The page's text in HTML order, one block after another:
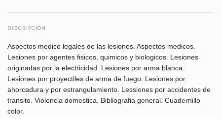
DESCRIPCIÓN
Aspectos medico legales de las lesiones. Aspectos medicos.
Lesiones por agentes fisicos, quimicos y biologicos. Lesiones
originadas por la electricidad. Lesiones por arma blanca.
Lesiones por proyectiles de arma de fuego. Lesiones por
ahorcadura y por estrangulamiento. Lessiones por accidentes de
transito. Violencia domestica. Bibliografia general. Cuadernillo
color.